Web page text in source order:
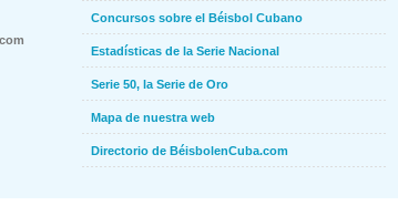
Concursos sobre el Béisbol Cubano
Estadísticas de la Serie Nacional
Serie 50, la Serie de Oro
Mapa de nuestra web
Directorio de BéisbolenCuba.com